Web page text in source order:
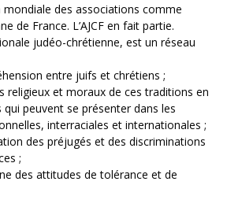
mondiale des associations comme
de France. L’AJCF en fait partie.
judéo-chrétienne, est un réseau
entre juifs et chrétiens ;
religieux et moraux de ces traditions en
peuvent se présenter dans les
interraciales et internationales ;
des préjugés et des discriminations
;
des attitudes de tolérance et de